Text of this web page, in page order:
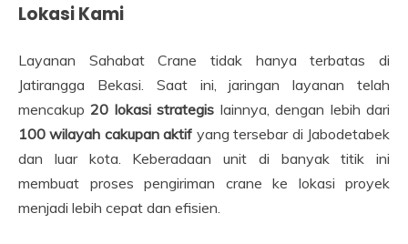
Lokasi Kami
Layanan Sahabat Crane tidak hanya terbatas di
Jatirangga Bekasi. Saat ini, jaringan layanan telah
mencakup 20 lokasi strategis lainnya, dengan lebih dari
100 wilayah cakupan aktif yang tersebar di Jabodetabek
dan luar kota. Keberadaan unit di banyak titik ini
membuat proses pengiriman crane ke lokasi proyek
menjadi lebih cepat dan efisien.